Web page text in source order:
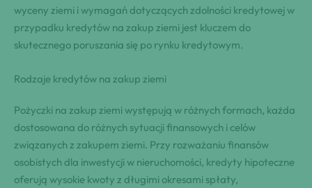
wyceny ziemi i wymagań dotyczących zdolności kredytowej w
przypadku kredytów na zakup ziemi jest kluczem do
skutecznego poruszania się po rynku kredytowym.
Rodzaje kredytów na zakup ziemi
Pożyczki na zakup ziemi występują w różnych formach, każda
dostosowana do różnych sytuacji finansowych i celów
związanych z zakupem ziemi. Przy rozważaniu finansów
osobistych dla inwestycji w nieruchomości, kredyty hipoteczne
oferują wysokie kwoty z długimi okresami spłaty,